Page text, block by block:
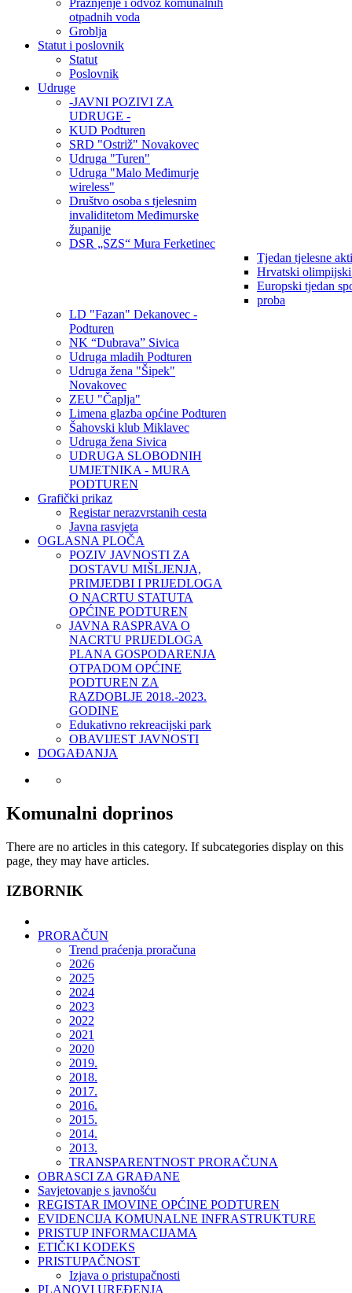
otpadnih voda
Groblja
Statut i poslovnik
Statut
Poslovnik
Udruge
-JAVNI POZIVI ZA
UDRUGE -
KUD Podturen
SRD "Ostriž" Novakovec
Udruga "Turen"
Udruga "Malo Međimurje
wireless"
Društvo osoba s tjelesnim
invaliditetom Međimurske
županije
DSR „SZS“ Mura Ferketinec
Tjedan tjelesne
Hrvatski
Europski tjedan
proba
LD "Fazan" Dekanovec -
Podturen
NK “Dubrava” Sivica
Udruga mladih Podturen
Udruga žena "Šipek"
Novakovec
ZEU "Čaplja"
Limena glazba općine Podturen
Šahovski klub Miklavec
Udruga žena Sivica
UDRUGA SLOBODNIH
UMJETNIKA - MURA
PODTUREN
Grafički prikaz
Registar nerazvrstanih cesta
Javna rasvjeta
OGLASNA PLOČA
POZIV JAVNOSTI ZA
DOSTAVU MIŠLJENJA,
PRIMJEDBI I PRIJEDLOGA
O NACRTU STATUTA
OPĆINE PODTUREN
JAVNA RASPRAVA O
NACRTU PRIJEDLOGA
PLANA GOSPODARENJA
OTPADOM OPĆINE
PODTUREN ZA
RAZDOBLJE 2018.-2023.
GODINE
Edukativno rekreacijski park
OBAVIJEST JAVNOSTI
DOGAĐANJA
Komunalni doprinos
There are no articles in this category. If subcategories display on this
page, they may have articles.
IZBORNIK
PRORAČUN
Trend praćenja proračuna
2026
2025
2024
2023
2022
2021
2020
2019.
2018.
2017.
2016.
2015.
2014.
2013.
TRANSPARENTNOST PRORAČUNA
OBRASCI ZA GRAĐANE
Savjetovanje s javnošću
REGISTAR IMOVINE OPĆINE PODTUREN
EVIDENCIJA KOMUNALNE INFRASTRUKTURE
PRISTUP INFORMACIJAMA
ETIČKI KODEKS
PRISTUPAČNOST
Izjava o pristupačnosti
PLANOVI UREĐENJA